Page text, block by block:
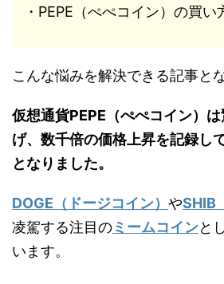
・PEPE（ぺぺコイン）の買
こんな悩みを解決できる記事と
仮想通貨PEPE（ぺぺコイン）
げ、数千倍の価格上昇を記録し
となりました。
DOGE（ドージコイン） やSHIB
凌駕する注目のミームコインと
います。